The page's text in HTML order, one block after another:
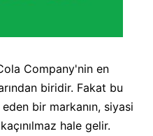
Company'nin en
biridir. Fakat bu
bir markanın, siyasi
hale gelir.